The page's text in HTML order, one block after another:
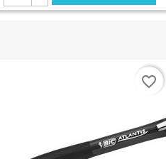
favorite_border